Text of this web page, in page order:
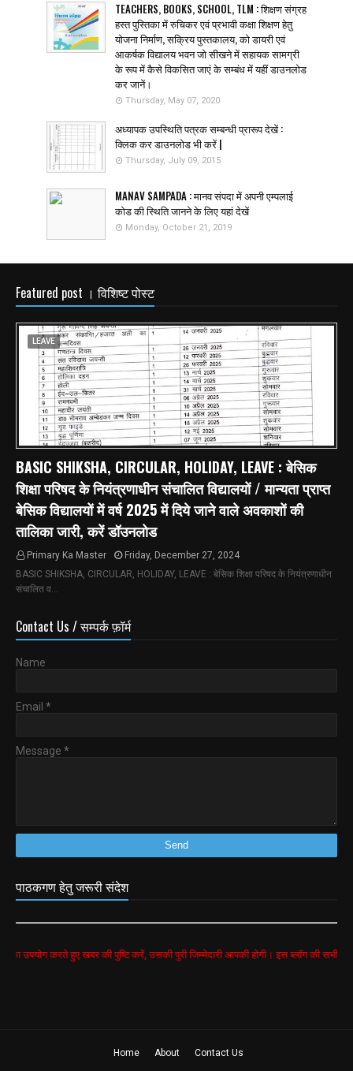
TEACHERS, BOOKS, SCHOOL, TLM : शिक्षण संग्रह
हस्त पुस्तिका में रुचिकर एवं प्रभावी कक्षा शिक्षण हेतु
योजना निर्माण, सक्रिय पुस्तकालय, को डायरी एवं
आकर्षक विद्यालय भवन जो सीखने में सहायक सामग्री
के रूप में कैसे विकसित जाएं के सम्बंध में यहीं डाउनलोड
कर जानें।
Thursday, May 07, 2020
अध्यापक उपस्थिति पत्रक सम्बन्धी प्रारूप देखें :
क्लिक कर डाउनलोड भी करें |
Thursday, July 09, 2015
MANAV SAMPADA : मानव संपदा में अपनी एम्पलाई
कोड की स्थिति जानने के लिए यहां देखें
Monday, October 21, 2019
Featured post । विशिष्ट पोस्ट
LEAVE
BASIC SHIKSHA, CIRCULAR, HOLIDAY, LEAVE : बेसिक
शिक्षा परिषद के नियंत्रणाधीन संचालित विद्यालयों / मान्यता प्राप्त
बेसिक विद्यालयों में वर्ष 2025 में दिये जाने वाले अवकाशों की
तालिका जारी, करें डॉउनलोड
Primary Ka Master
Friday, December 27, 2024
BASIC SHIKSHA, CIRCULAR, HOLIDAY, LEAVE : बेसिक शिक्षा परिषद के नियंत्रणाधीन
संचालित व…
Contact Us / सम्पर्क फ़ॉर्म
Name
Email *
Message *
पाठकगण हेतु जरूरी संदेश
हुए खबर की पुष्टि करें, उसकी पुरी जिम्मेदारी आपकी होगी। इस ब्लॉग की सभी खबरें
Home About Contact Us